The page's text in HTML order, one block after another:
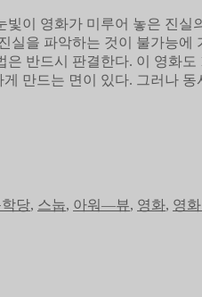
이 영화가 미루어 놓은 진
을 파악하는 것이 불가능에
반드시 판결한다. 이 영화
만드는 면이 있다. 그러나
당, 스눕, 아워—뷰, 영화, 영